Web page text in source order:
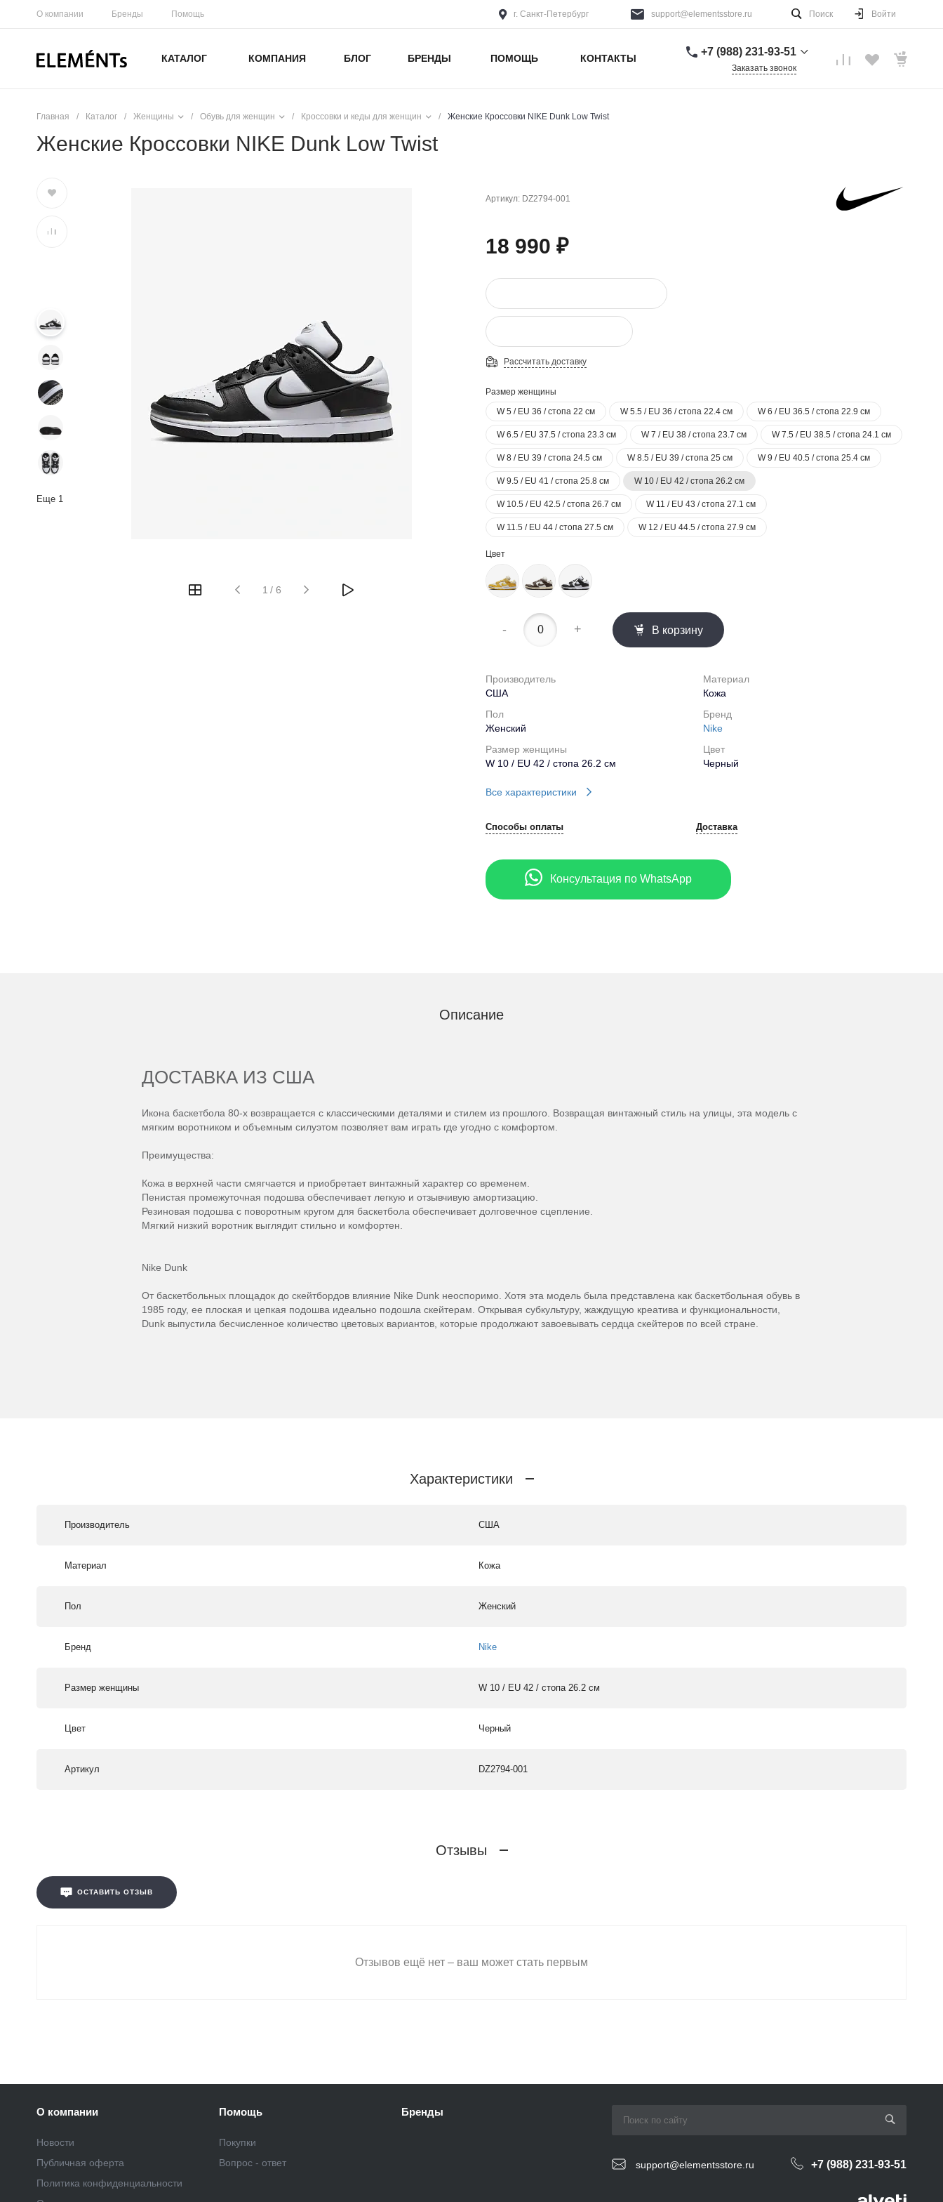
О компании Бренды Помощь г. Санкт-Петербург support@elementsstore.ru Поиск Войти
КАТАЛОГ КОМПАНИЯ БЛОГ БРЕНДЫ ПОМОЩЬ КОНТАКТЫ
+7 (988) 231-93-51
Заказать звонок
Главная / Каталог / Женщины / Обувь для женщин / Кроссовки и кеды для женщин / Женские Кроссовки NIKE Dunk Low Twist
Женские Кроссовки NIKE Dunk Low Twist
Еще 1
1 / 6
Артикул: DZ2794-001
18 990 ₽
Рассчитать доставку
Размер женщины
W 5 / EU 36 / стопа 22 см
W 5.5 / EU 36 / стопа 22.4 см W 6 / EU 36.5 / стопа 22.9 см
W 6.5 / EU 37.5 / стопа 23.3 см W 7 / EU 38 / стопа 23.7 см W 7.5 / EU 38.5 / стопа 24.1 см
W 8 / EU 39 / стопа 24.5 см W 8.5 / EU 39 / стопа 25 см W 9 / EU 40.5 / стопа 25.4 см
W 9.5 / EU 41 / стопа 25.8 см W 10 / EU 42 / стопа 26.2 см
W 10.5 / EU 42.5 / стопа 26.7 см W 11 / EU 43 / стопа 27.1 см
W 11.5 / EU 44 / стопа 27.5 см W 12 / EU 44.5 / стопа 27.9 см
Цвет
- + В корзину
Производитель
США
Материал
Кожа
Пол
Женский
Бренд
Nike
Размер женщины
W 10 / EU 42 / стопа 26.2 см
Цвет
Черный
Все характеристики
Способы оплаты Доставка
Консультация по WhatsApp
Описание
ДОСТАВКА ИЗ США
Икона баскетбола 80-х возвращается с классическими деталями и стилем из прошлого. Возвращая винтажный стиль на улицы, эта модель с
мягким воротником и объемным силуэтом позволяет вам играть где угодно с комфортом.
Преимущества:
Кожа в верхней части смягчается и приобретает винтажный характер со временем.
Пенистая промежуточная подошва обеспечивает легкую и отзывчивую амортизацию.
Резиновая подошва с поворотным кругом для баскетбола обеспечивает долговечное сцепление.
Мягкий низкий воротник выглядит стильно и комфортен.
Nike Dunk
От баскетбольных площадок до скейтбордов влияние Nike Dunk неоспоримо. Хотя эта модель была представлена как баскетбольная обувь в
1985 году, ее плоская и цепкая подошва идеально подошла скейтерам. Открывая субкультуру, жаждущую креатива и функциональности,
Dunk выпустила бесчисленное количество цветовых вариантов, которые продолжают завоевывать сердца скейтеров по всей стране.
Характеристики
Производитель США
Материал Кожа
Пол Женский
Бренд Nike
Размер женщины W 10 / EU 42 / стопа 26.2 см
Цвет Черный
Артикул DZ2794-001
Отзывы
ОСТАВИТЬ ОТЗЫВ
Отзывов ещё нет – ваш может стать первым
О компании
Новости
Публичная оферта
Политика конфиденциальности
Помощь
Покупки
Вопрос - ответ
Бренды
support@elementsstore.ru +7 (988) 231-93-51